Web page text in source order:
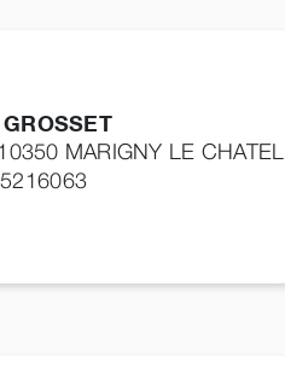
MARIGNY LE CHATEL